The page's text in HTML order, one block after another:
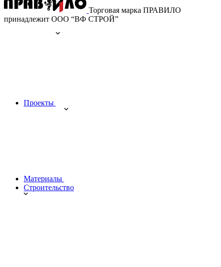
Торговая марка ПРАВИЛО
принадлежит ООО “ВФ СТРОЙ”
Проекты
Материалы
Строительство